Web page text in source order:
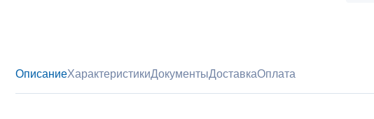
ОписаниеХарактеристикиДокументыДоставкаОплата